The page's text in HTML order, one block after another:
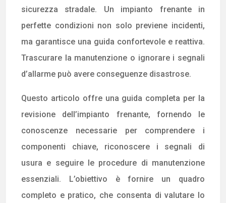
sicurezza stradale. Un impianto frenante in
perfette condizioni non solo previene incidenti,
ma garantisce una guida confortevole e reattiva.
Trascurare la manutenzione o ignorare i segnali
d’allarme può avere conseguenze disastrose.
Questo articolo offre una guida completa per la
revisione dell’impianto frenante, fornendo le
conoscenze necessarie per comprendere i
componenti chiave, riconoscere i segnali di
usura e seguire le procedure di manutenzione
essenziali. L’obiettivo è fornire un quadro
completo e pratico, che consenta di valutare lo